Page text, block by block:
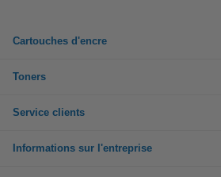
Cartouches d'encre
Toners
Service clients
Informations sur l'entreprise